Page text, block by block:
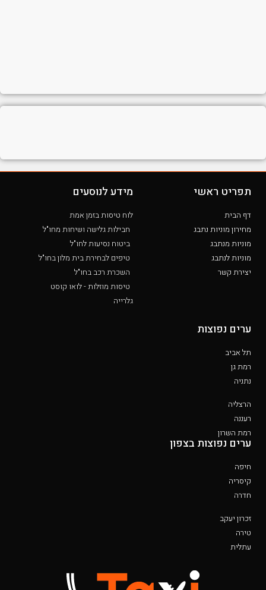
תפריט ראשי
דף הבית
מחירון מוניות נתבג
מוניות מנתבג
מוניות לנתבג
יצירת קשר
מידע לנוסעים
לוח טיסות בזמן אמת
חבילות גלישה ושיחות מחו"ל
ביטוח נסיעות לחו"ל
טיפים לבחירת בית מלון בחו"ל
השכרת רכב בחו"ל
טיסות מוזלות - לואו קוסט
גלרייה
ערים נפוצות
תל אביב
רמת גן
נתניה
הרצליה
רעננה
רמת השרון
ערים נפוצות בצפון
חיפה
קיסריה
חדרה
זכרון יעקב
טירה
עתלית